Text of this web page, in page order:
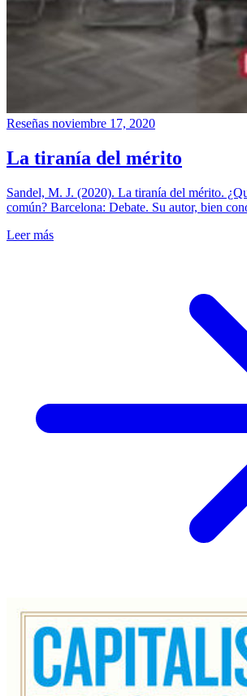
Reseñas noviembre 17, 2020
La tiranía del mérito
Sandel, M. J. (2020). La tiranía del mérito.
común? Barcelona: Debate. Su autor, bien
Leer más